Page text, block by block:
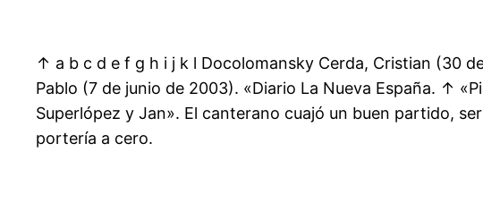
↑ a b c d e f g h i j k l Docolomansky Cerda, Cristian (30
Pablo (7 de junio de 2003). «Diario La Nueva España. ↑
Superlópez y Jan». El canterano cuajó un buen partido,
portería a cero.